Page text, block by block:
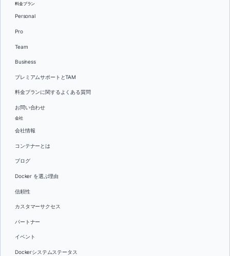
料金プラン
Personal
Pro
Team
Business
プレミアムサポートとTAM
料金プランに関するよくある質問
お問い合わせ
会社
会社情報
コンテナーとは
ブログ
Docker を選ぶ理由
信頼性
カスタマーサクセス
パートナー
イベント
Dockerシステムステータス